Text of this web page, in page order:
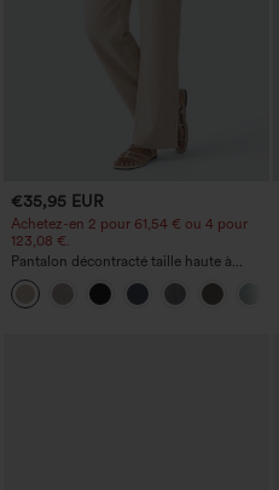
€35,95 EUR
Achetez-en 2 pour 61,54 € ou 4 pour
123,08 €.
Pantalon décontracté taille haute à
jambe droite, effet lin, avec poches